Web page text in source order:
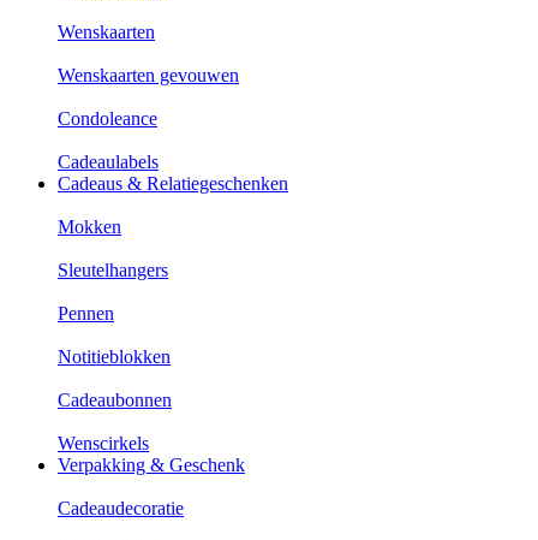
Wenskaarten
Wenskaarten gevouwen
Condoleance
Cadeaulabels
Cadeaus & Relatiegeschenken
Mokken
Sleutelhangers
Pennen
Notitieblokken
Cadeaubonnen
Wenscirkels
Verpakking & Geschenk
Cadeaudecoratie